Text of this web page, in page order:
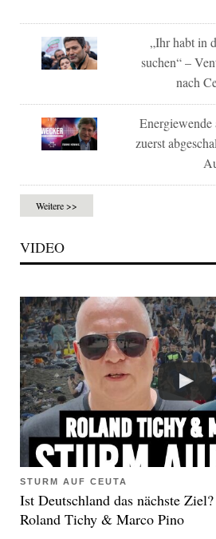
„Ihr habt in
suchen“ –
nach
zuerst
Weitere >>
VIDEO
STURM AUF CEUTA
Ist Deutschland das nächste
Roland Tichy & Marco Pino